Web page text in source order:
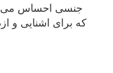
جنسی احساس می
که برای اشنایی و